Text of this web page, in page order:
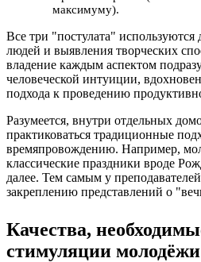
максимуму).
Все три "постулата"
людей и выявления творческих
владение каждым аспектом
человеческой интуиции,
подхода к проведению
Разумеется, внутри отдельных
практиковаться традиционные
времяпровождению. Например,
классические праздники вроде
далее. Тем самым у
закреплению представлений о
Качества,
стимуляции